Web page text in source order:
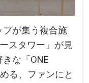
プが集う複合施
スタワー」が見
な「ONE
る、ファンにと